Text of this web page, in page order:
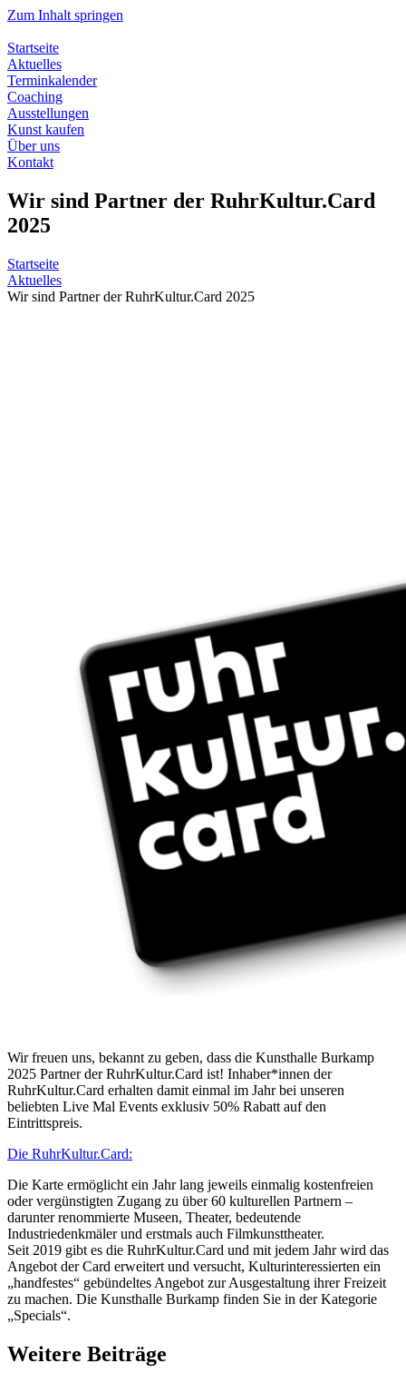
Zum Inhalt springen
Startseite
Aktuelles
Terminkalender
Coaching
Ausstellungen
Kunst kaufen
Über uns
Kontakt
Wir sind Partner der RuhrKultur.Card
2025
Startseite
Aktuelles
Wir sind Partner der RuhrKultur.Card 2025
Wir freuen uns, bekannt zu geben, dass die Kunsthalle Burkamp
2025 Partner der RuhrKultur.Card ist! Inhaber*innen der
RuhrKultur.Card erhalten damit einmal im Jahr bei unseren
beliebten Live Mal Events exklusiv 50% Rabatt auf den
Eintrittspreis.
Die RuhrKultur.Card:
Die Karte ermöglicht ein Jahr lang jeweils einmalig kostenfreien
oder vergünstigten Zugang zu über 60 kulturellen Partnern –
darunter renommierte Museen, Theater, bedeutende
Industriedenkmäler und erstmals auch Filmkunsttheater.
Seit 2019 gibt es die RuhrKultur.Card und mit jedem Jahr wird das
Angebot der Card erweitert und versucht, Kulturinteressierten ein
„handfestes“ gebündeltes Angebot zur Ausgestaltung ihrer Freizeit
zu machen. Die Kunsthalle Burkamp finden Sie in der Kategorie
„Specials“.
Weitere Beiträge